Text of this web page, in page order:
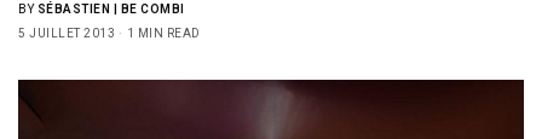
BY SÉBASTIEN | BE COMBI
5 JUILLET 2013
1 MIN READ